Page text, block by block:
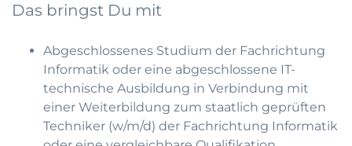
Das bringst Du mit
Abgeschlossenes Studium der Fachrichtung
Informatik oder eine abgeschlossene IT-
technische Ausbildung in Verbindung mit
einer Weiterbildung zum staatlich geprüften
Techniker (w/m/d) der Fachrichtung Informatik